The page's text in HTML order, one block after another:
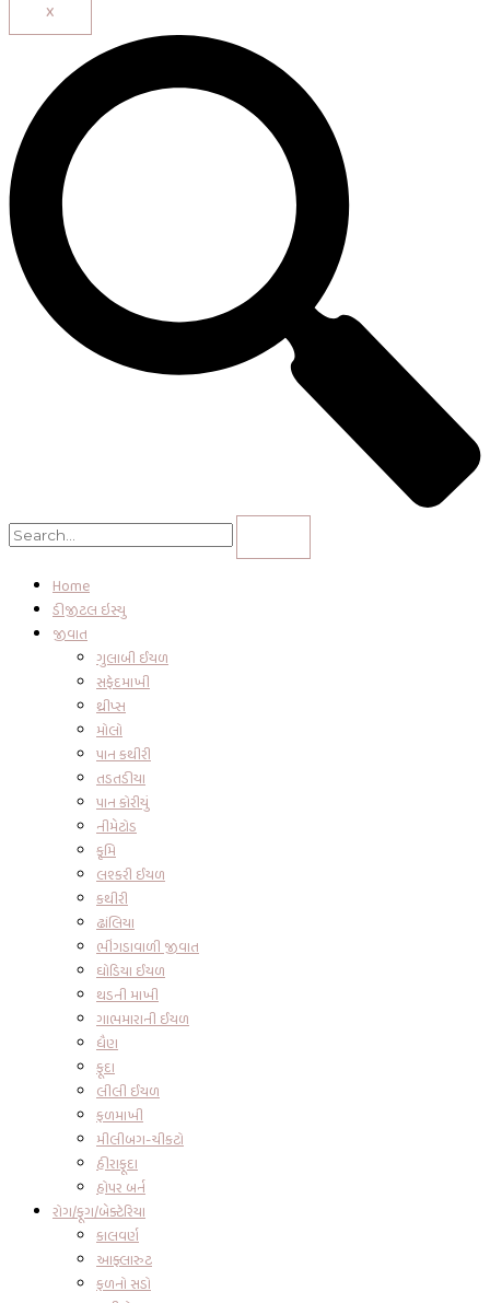
X
Home
ડીજીટલ ઇસ્યુ
જીવાત
ગુલાબી ઈયળ
સફેદમાખી
થ્રીપ્સ
મોલો
પાન કથીરી
તડતડીયા
પાન કોરીયું
નીમેટોડ
કૃમિ
લશ્કરી ઈયળ
કથીરી
ઢાંલિયા
ભીંગડાવાળી જીવાત
ઘોડિયા ઈયળ
થડની માખી
ગાભમારાની ઈયળ
ધૈણ
ફૂદા
લીલી ઈયળ
ફળમાખી
મીલીબગ-ચીકટો
હીરાફૂદા
હોપર બર્ન
રોગ/ફૂગ/બેક્ટેરિયા
કાલવર્ણ
આફ્લારુટ
ફળનો સડો